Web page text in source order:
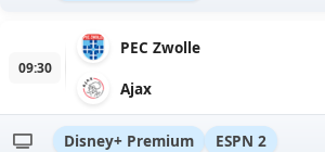
09:30
PEC Zwolle
Ajax
Disney+ Premium ESPN 2